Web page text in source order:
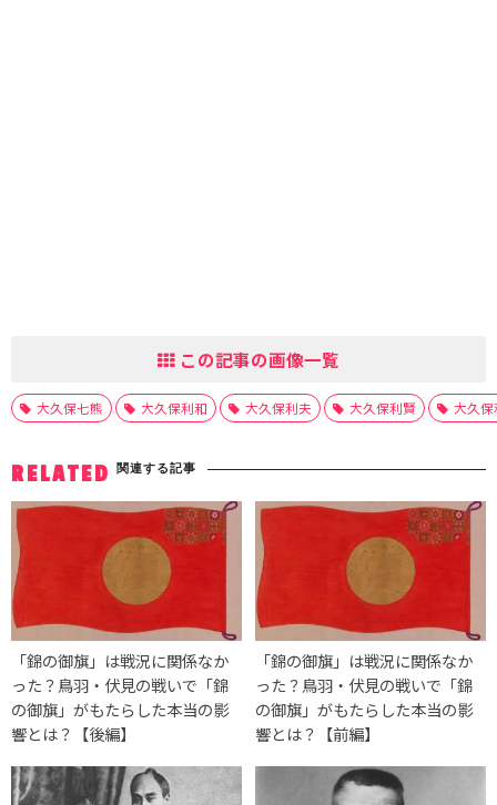
この記事の画像一覧
大久保七熊 大久保利和 大久保利夫 大久保利賢 大久保
RELATED 関連する記事
「錦の御旗」は戦況に関係なか
った？鳥羽・伏見の戦いで「錦
の御旗」がもたらした本当の影
響とは？【後編】
「錦の御旗」は戦況に関係なか
った？鳥羽・伏見の戦いで「錦
の御旗」がもたらした本当の影
響とは？【前編】